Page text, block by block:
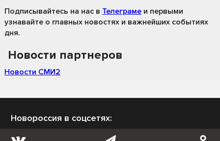
Подписывайтесь на нас в Телеграме и первыми
узнавайте о главных новостях и важнейших событиях
дня.
Новости партнеров
Новости СМИ2
Новороссия в соцсетях: